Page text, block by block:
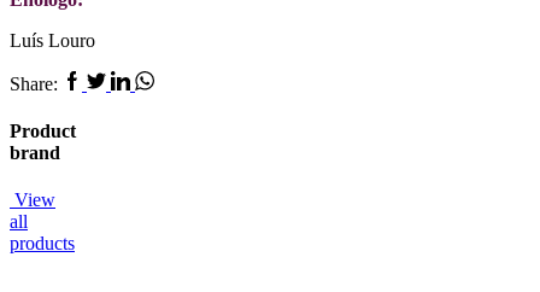
Luís Louro
Share: Facebook
TwitterLinkedin
Whatsapp
Product
brand
View
all
products